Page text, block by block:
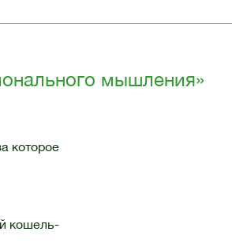
мышления»
которое
кошель-